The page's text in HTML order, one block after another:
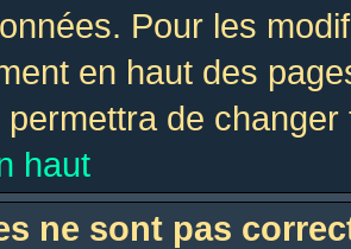
Pour les
en haut des
de
haut
ne sont pas